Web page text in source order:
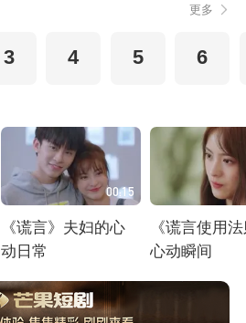
更多
3 4 5 6
00:15
《谎言》夫妇的心
动日常
《谎言使用
心动瞬间